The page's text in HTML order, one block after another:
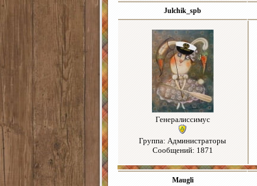
Julchik_spb
Генералиссимус
Группа: Администраторы
Сообщений: 1871
Maugli